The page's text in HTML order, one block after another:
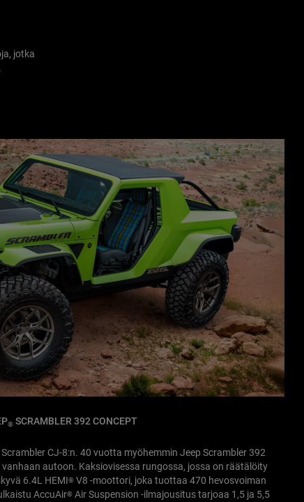
jotka
® SCRAMBLER 392 CONCEPT
Scrambler CJ-8:n. 40 vuotta myöhemmin Jeep Scrambler 392
autoon. Kaksiovisessa rungossa, jossa on räätälöity
6.4L HEMI®V8 -moottori, joka tuottaa 470 hevosvoiman
AccuAir®Air Suspension -ilmajousitus tarjoaa 1,5 ja 5,5